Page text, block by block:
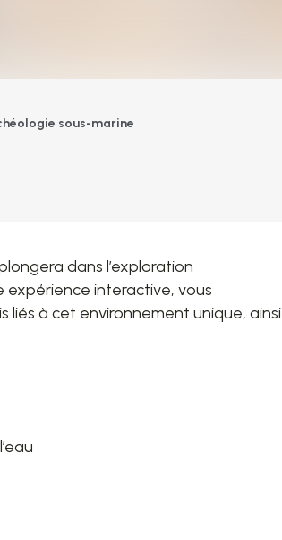
sous-marine
dans l’exploration
interactive, vous
liés à cet environnement unique, ainsi